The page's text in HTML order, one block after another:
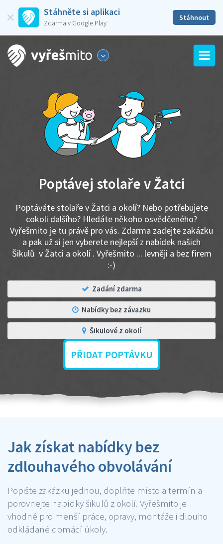
Stáhněte si aplikaci
Zdarma v Google Play
Stáhnout
Poptávej stolaře v Žatci
Poptáváte stolaře v Žatci a okolí? Nebo potřebujete
cokoli dalšího? Hledáte někoho osvědčeného?
Vyřešmito je tu právě pro vás. Zdarma zadejte zakázku
a pak už si jen vyberete nejlepší z nabídek našich
Šikulů v Žatci a okolí . Vyřešmito ... levněji a bez firem
:-)
Zadání zdarma
Nabídky bez závazku
Šikulové z okolí
PŘIDAT POPTÁVKU
Jak získat nabídky bez
zdlouhavého obvolávání
Popište zakázku jednou, doplňte místo a termín a
porovnejte nabídky šikulů z okolí. Vyřešmito je
vhodné pro menší práce, opravy, montáže i dlouho
odkládané domácí úkoly.